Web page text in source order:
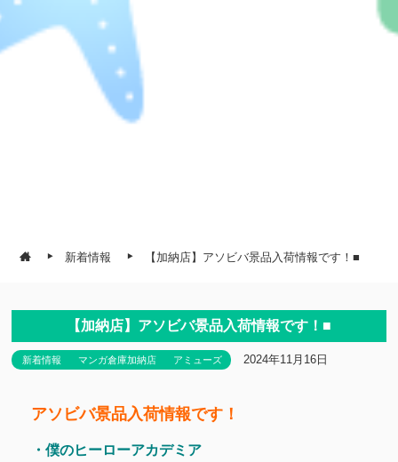
新着情報 【加納店】アソビバ景品入荷情報です！■
【加納店】アソビバ景品入荷情報です！■
新着情報 マンガ倉庫加納店 アミューズ 2024年11月16日
アソビバ景品入荷情報です！
・僕のヒーローアカデミア